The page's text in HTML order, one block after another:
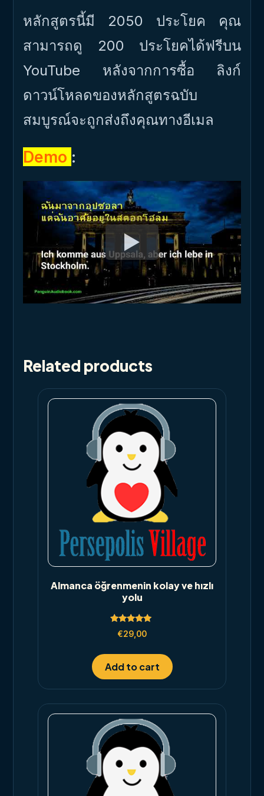
หลักสูตรนี้มี 2050 ประโยค คุณ
สามารถดู 200 ประโยคได้ฟรีบน
YouTube หลังจากการซื้อ ลิงก์
ดาวน์โหลดของหลักสูตรฉบับ
สมบูรณ์จะถูกส่งถึงคุณทางอีเมล
Demo :
Related products
Almanca öğrenmenin kolay ve hızlı
yolu
Rated
5.00
€29,00
Add to cart